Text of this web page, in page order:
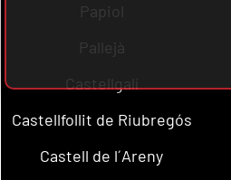
Papiol
Pallejà
Castellgalí
Castellfollit de Riubregós
Castell de l´Areny